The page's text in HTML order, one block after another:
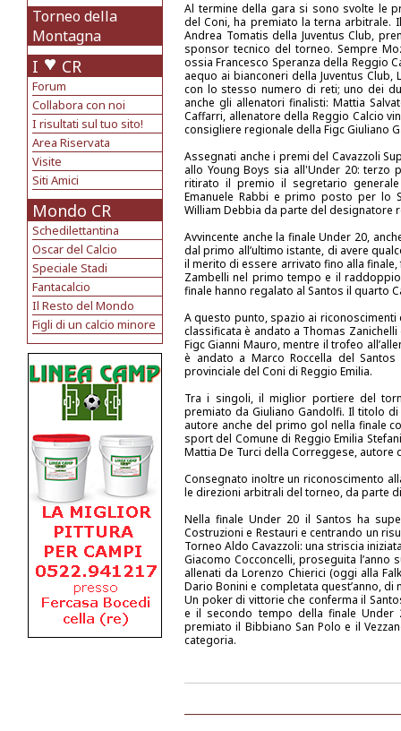
Torneo della
Montagna
I CR
Forum
Collabora con noi
I risultati sul tuo sito!
Area Riservata
Visite
Siti Amici
Mondo CR
Schedilettantina
Oscar del Calcio
Speciale Stadi
Fantacalcio
Il Resto del Mondo
Figli di un calcio minore
Al termine della gara si sono svolte le
del Coni, ha premiato la terna
Andrea Tomatis della Juventus Club,
sponsor tecnico del torneo. Sempre
ossia Francesco Speranza della Reggio
aequo ai bianconeri della Juventus
con lo stesso numero di reti; uno dei
anche gli allenatori finalisti: Mattia
Caffarri, allenatore della Reggio Calcio
consigliere regionale della Figc Giuliano
Assegnati anche i premi del Cavazzoli
allo Young Boys sia all'Under 20:
ritirato il premio il segretario
Emanuele Rabbi e primo posto per lo
William Debbia da parte del designatore
Avvincente anche la finale Under 20,
dal primo all’ultimo istante, di avere
il merito di essere arrivato fino alla
Zambelli nel primo tempo e il
finale hanno regalato al Santos il quarto
A questo punto, spazio ai
classificata è andato a Thomas
Figc Gianni Mauro, mentre il trofeo
è andato a Marco Roccella del
provinciale del Coni di Reggio Emilia.
Tra i singoli, il miglior portiere del
premiato da Giuliano Gandolfi. Il titolo
autore anche del primo gol nella finale
sport del Comune di Reggio Emilia
Mattia De Turci della Correggese, autore
Consegnato inoltre un riconoscimento
le direzioni arbitrali del torneo, da parte
Nella finale Under 20 il Santos ha
Costruzioni e Restauri e centrando un
Torneo Aldo Cavazzoli: una striscia
Giacomo Cocconcelli, proseguita l’anno
allenati da Lorenzo Chierici (oggi alla
Dario Bonini e completata quest’anno,
Un poker di vittorie che conferma il
e il secondo tempo della finale Under
premiato il Bibbiano San Polo e il
categoria.